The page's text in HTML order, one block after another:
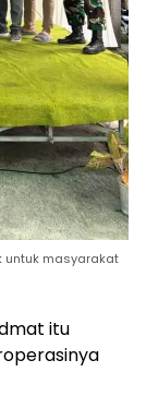
untuk masyarakat
itu